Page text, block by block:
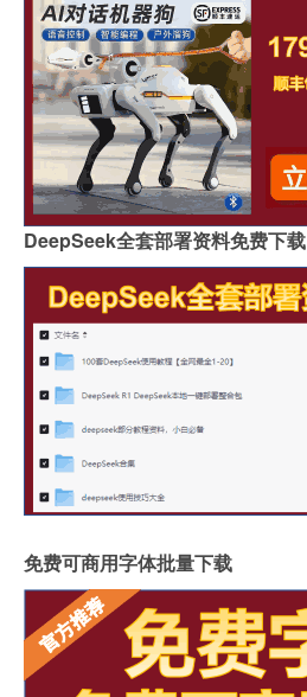
DeepSeek全套部署资料免费下载
免费可商用字体批量下载